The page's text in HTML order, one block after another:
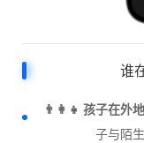
谁
👨‍👩‍👧 孩子在外
子与陌